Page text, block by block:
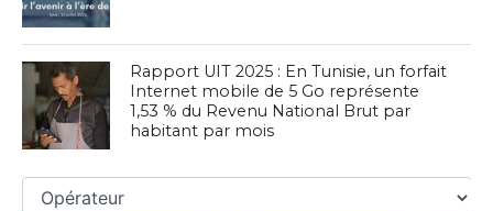
Rapport UIT 2025 : En Tunisie, un forfait
Internet mobile de 5 Go représente
1,53 % du Revenu National Brut par
habitant par mois